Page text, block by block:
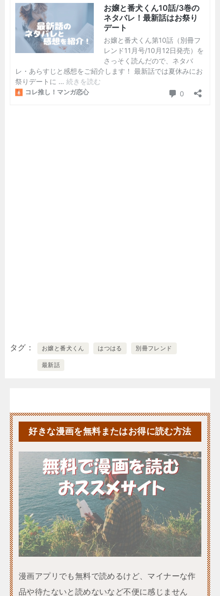
タグ お嬢と番犬くん はつはる 別冊フレンド
最新話
好きな漫画を無料またはお得に読む方法
漫画アプリでも無料で読めるけど、マイナーな作
品や待たないと読めないなど不便に感じません